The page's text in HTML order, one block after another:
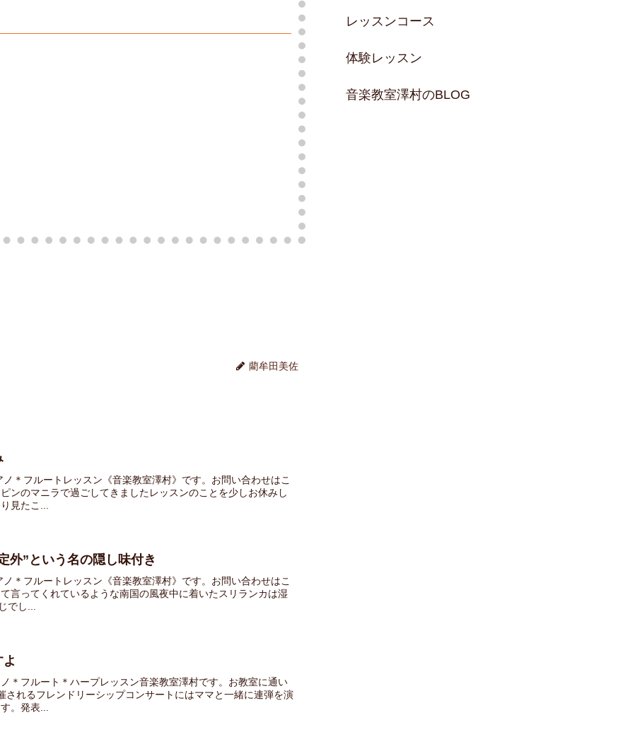
藺牟田美佐
＊フルートレッスン《音楽教室澤村》です。お問い合わせはこ
ンのマニラで過ごしてきましたレッスンのことを少しお休みし
見たこ...
外”という名の隠し味付き
＊フルートレッスン《音楽教室澤村》です。お問い合わせはこ
言ってくれているような南国の風夜中に着いたスリランカは湿
でし...
＊フルート＊ハープレッスン音楽教室澤村です。お教室に通い
れるフレンドリーシップコンサートにはママと一緒に連弾を演
。発表...
レッスンコース
体験レッスン
音楽教室澤村のBLOG